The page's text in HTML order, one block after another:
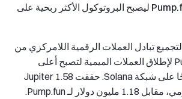
تفوق جوبيتر على Pump.fun ليصبح البروتوكول الأكثر ربحية على
تمكّن منصة Jupiter لتجميع تبادل العملات الرقمية اللامركزي من
تجاوز منصة Pump.fun لإطلاق العملات الميمية لتصبح أعلى
بروتوكول يحقق أرباحًا على شبكة Solana. حققت Jupiter 1.58
مليون دولار كإيراد يومي، مقابل 1.18 مليون دولار لـ Pump.fun.